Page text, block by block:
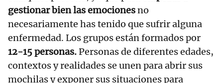
gestionar bien las emocionesno
necesariamente has tenido que sufrir alguna
enfermedad. Los grupos están formados por
12-15 personas.Personas de diferentes edades,
contextos y realidades se unen para abrir sus
mochilas y exponer sus situaciones para